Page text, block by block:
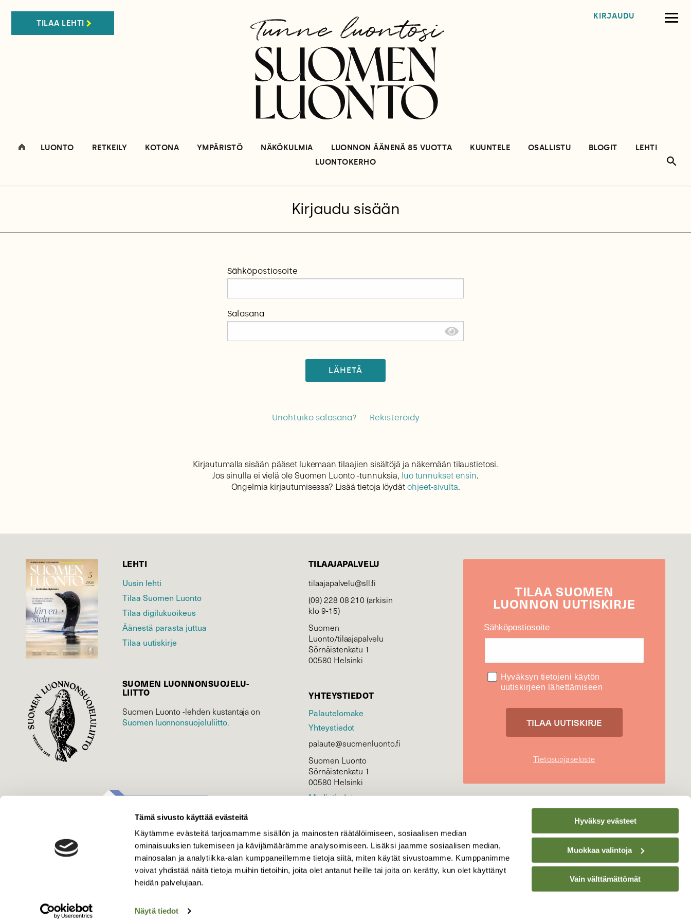
Tämä sivusto käyttää evästeitä
Käytämme evästeitä tarjoamamme sisällön ja mainosten räätälöimiseen, sosiaalisen median
ominaisuuksien tukemiseen ja kävijämäärämme analysoimiseen. Lisäksi jaamme sosiaalisen median,
mainosalan ja analytiikka-alan kumppaneillemme tietoja siitä, miten käytät sivustoamme. Kumppanimme
voivat yhdistää näitä tietoja muihin tietoihin, joita olet antanut heille tai joita on kerätty, kun olet käyttänyt
heidän palvelujaan.
Näytä tiedot
Hyväksy evästeet
Muokkaa valintoja
Vain välttämättömät
TILAA LEHTI
KIRJAUDU
LUONTO RETKEILY KOTONA YMPÄRISTÖ NÄKÖKULMIA LUONNON ÄÄNENÄ 85 VUOTTA KUUNTELE OSALLISTU BLOGIT
LEHTI
LUONTOKERHO
Kirjaudu sisään
Sähköpostiosoite
Salasana
LÄHETÄ
Unohtuiko salasana? Rekisteröidy
Kirjautumalla sisään pääset lukemaan tilaajien sisältöjä ja näkemään tilaustietosi.
Jos sinulla ei vielä ole Suomen Luonto -tunnuksia, luo tunnukset ensin.
Ongelmia kirjautumisessa? Lisää tietoja löydätohjeet-sivulta.
LEHTI
Uusin lehti
Tilaa Suomen Luonto
Tilaa digilukuoikeus
Äänestä parasta juttua
Tilaa uutiskirje
SUOMEN LUONNON­SUOJELU­
LIITTO
Suomen Luonto -lehden kustantaja on
Suomen luonnonsuojelu­liitto.
TILAAJAPALVELU
tilaajapalvelu@sll.fi
(09) 228 08 210 (arkisin
klo 9-15)
Suomen
Luonto/tilaajapalvelu
Sörnäistenkatu 1
00580 Helsinki
YHTEYSTIEDOT
Palautelomake
Yhteystiedot
palaute@suomenluonto.fi
Suomen Luonto
Sörnäistenkatu 1
00580 Helsinki
Mediatiedot
KIRJAUDU
TILAASUOMEN
LUONNON UUTIS­KIRJE
Sähköpostiosoite
Hyväksyn tietojeni käytön
uutiskirjeen lähettämiseen
Tietosuojaseloste